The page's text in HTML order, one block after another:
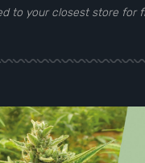
to your closest store for